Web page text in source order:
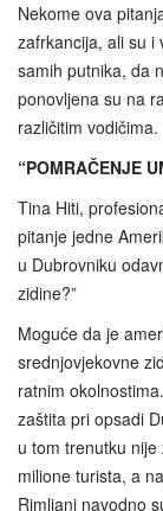
Nekome ova
zafrkancija, ali su i
samih putnika, da
ponovljena su na
različitim vodičima.
“POMRAČENJE
Tina Hiti,
pitanje jedne
u Dubrovniku
zidine?”
Moguće da je
srednjovjekovne
ratnim
zaštita pri opsadi
u tom trenutku
milione turista, a
Rimljani navodno